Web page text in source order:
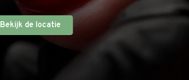
Bekijk de locatie